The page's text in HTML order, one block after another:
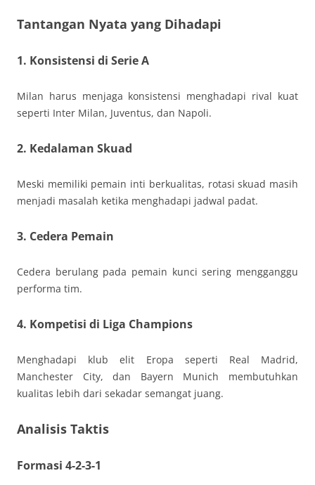
Tantangan Nyata yang Dihadapi
1. Konsistensi di Serie A
Milan harus menjaga konsistensi menghadapi rival kuat
seperti Inter Milan, Juventus, dan Napoli.
2. Kedalaman Skuad
Meski memiliki pemain inti berkualitas, rotasi skuad masih
menjadi masalah ketika menghadapi jadwal padat.
3. Cedera Pemain
Cedera berulang pada pemain kunci sering mengganggu
performa tim.
4. Kompetisi di Liga Champions
Menghadapi klub elit Eropa seperti Real Madrid,
Manchester City, dan Bayern Munich membutuhkan
kualitas lebih dari sekadar semangat juang.
Analisis Taktis
Formasi 4-2-3-1